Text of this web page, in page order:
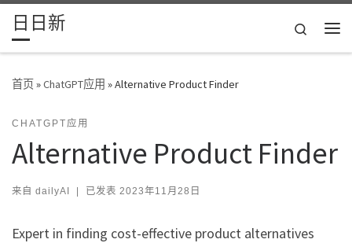
Skip to content
日日新
Search
首页»ChatGPT应用 »Alternative Product Finder
CHATGPT应用
Alternative Product Finder
来自 dailyAI | 已发表 2023年11月28日
Expert in finding cost-effective product alternatives